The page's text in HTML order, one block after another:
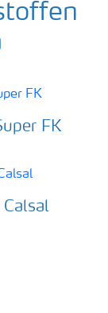
FK
Calsal